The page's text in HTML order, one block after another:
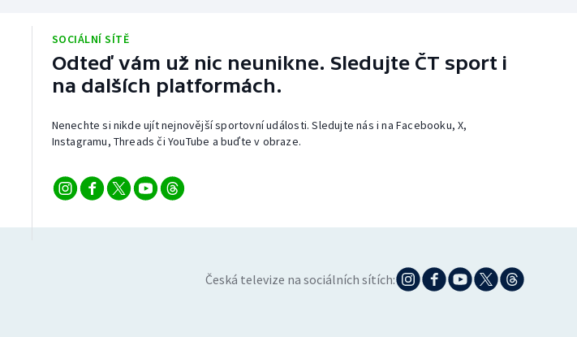
SOCIÁLNÍ SÍTĚ
Odteď vám už nic neunikne. Sledujte ČT sport i
na dalších platformách.
Nenechte si nikde ujít nejnovější sportovní události. Sledujte nás i na Facebooku, X,
Instagramu, Threads či YouTube a buďte v obraze.
Česká televize na sociálních sítích: